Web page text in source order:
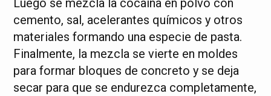
Luego se mezcla la cocaína en polvo con
cemento, sal, acelerantes químicos y otros
materiales formando una especie de pasta.
Finalmente, la mezcla se vierte en moldes
para formar bloques de concreto y se deja
secar para que se endurezca completamente,